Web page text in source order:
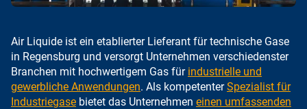
Air Liquide ist ein etablierter Lieferant für technische Gase
in Regensburg und versorgt Unternehmen verschiedenster
Branchen mit hochwertigem Gas für industrielle und
gewerbliche Anwendungen. Als kompetenterSpezialist für
Industriegase bietet das Unternehmen einen umfassenden